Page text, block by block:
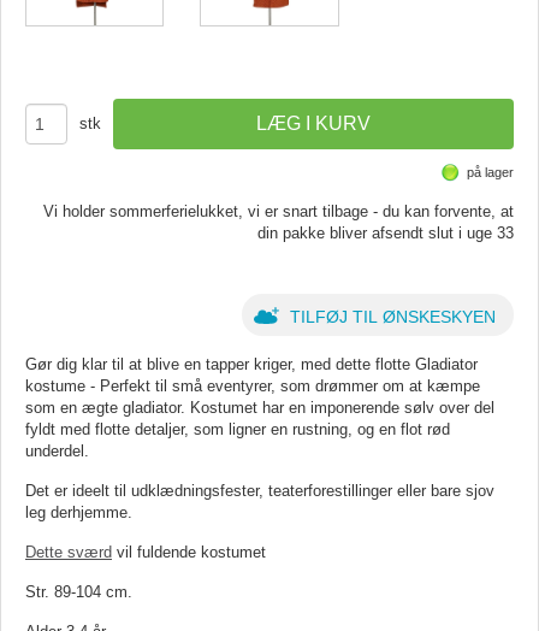
stk
på lager
Vi holder sommerferielukket, vi er snart tilbage - du kan forvente, at
din pakke bliver afsendt slut i uge 33
TILFØJ TIL ØNSKESKYEN
Gør dig klar til at blive en tapper kriger, med dette flotte Gladiator
kostume - Perfekt til små eventyrer, som drømmer om at kæmpe
som en ægte gladiator. Kostumet har en imponerende sølv over del
fyldt med flotte detaljer, som ligner en rustning, og en flot rød
underdel.
Det er ideelt til udklædningsfester, teaterforestillinger eller bare sjov
leg derhjemme.
Dette sværd vil fuldende kostumet
Str. 89-104 cm.